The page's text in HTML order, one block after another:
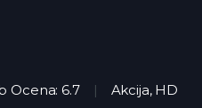
Ocena: 6.7 Akcija, HD